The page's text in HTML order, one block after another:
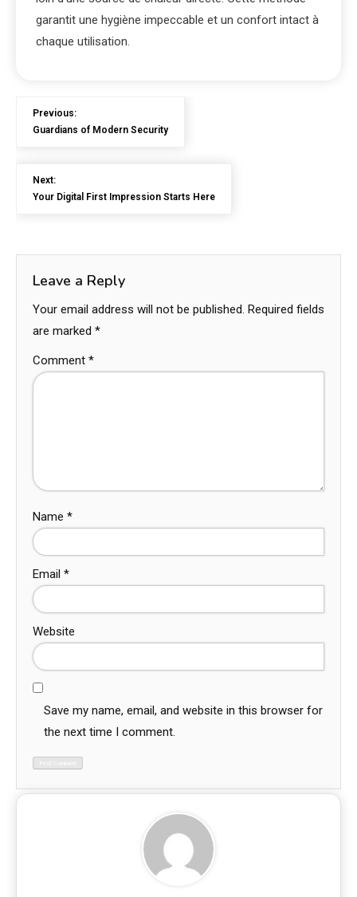
garantit une hygiène impeccable et un confort intact à
chaque utilisation.
Previous:
Guardians of Modern Security
Next:
Your Digital First Impression Starts Here
Leave a Reply
Your email address will not be published. Required fields
are marked *
Comment *
Name *
Email *
Website
Save my name, email, and website in this browser for
the next time I comment.